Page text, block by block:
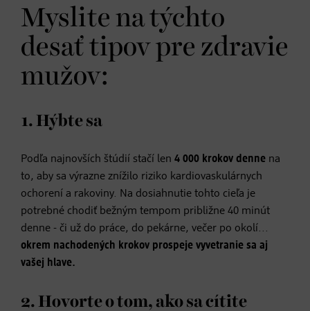
Myslite na týchto
desať tipov pre zdravie
mužov:
1. Hýbte sa
Podľa najnovších štúdií stačí len 4 000 krokov denne na
to, aby sa výrazne znížilo riziko kardiovaskulárnych
ochorení a rakoviny. Na dosiahnutie tohto cieľa je
potrebné chodiť bežným tempom približne 40 minút
denne - či už do práce, do pekárne, večer po okolí...
okrem nachodených krokov prospeje vyvetranie sa aj
vašej hlave.
2. Hovorte o tom, ako sa cítite